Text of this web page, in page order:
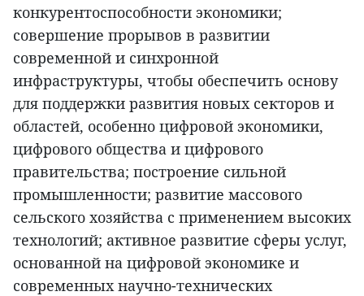
конкурентоспособности экономики;
совершение прорывов в развитии
современной и синхронной
инфраструктуры, чтобы обеспечить основу
для поддержки развития новых секторов и
областей, особенно цифровой экономики,
цифрового общества и цифрового
правительства; построение сильной
промышленности; развитие массового
сельского хозяйства с применением высоких
технологий; активное развитие сферы услуг,
основанной на цифровой экономике и
современных научно-технических